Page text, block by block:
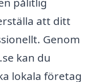
att ditt
Genom
kan du
lokala företag